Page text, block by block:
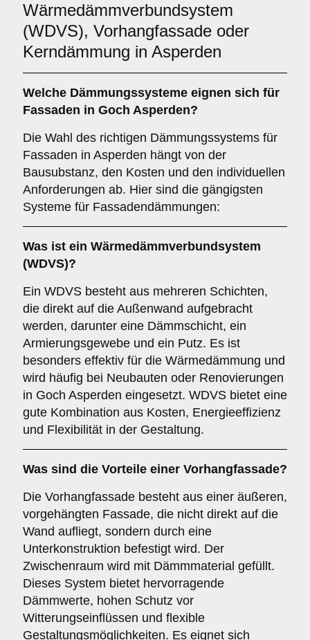
Wärmedämmverbundsystem
(WDVS), Vorhangfassade oder
Kerndämmung in Asperden
Welche Dämmungssysteme eignen sich für
Fassaden in Goch Asperden?
Die Wahl des richtigen Dämmungssystems für
Fassaden in Asperden hängt von der
Bausubstanz, den Kosten und den individuellen
Anforderungen ab. Hier sind die gängigsten
Systeme für Fassadendämmungen:
Was ist ein Wärmedämmverbundsystem
(WDVS)?
Ein WDVS besteht aus mehreren Schichten,
die direkt auf die Außenwand aufgebracht
werden, darunter eine Dämmschicht, ein
Armierungsgewebe und ein Putz. Es ist
besonders effektiv für die Wärmedämmung und
wird häufig bei Neubauten oder Renovierungen
in Goch Asperden eingesetzt. WDVS bietet eine
gute Kombination aus Kosten, Energieeffizienz
und Flexibilität in der Gestaltung.
Was sind die Vorteile einer Vorhangfassade?
Die Vorhangfassade besteht aus einer äußeren,
vorgehängten Fassade, die nicht direkt auf die
Wand aufliegt, sondern durch eine
Unterkonstruktion befestigt wird. Der
Zwischenraum wird mit Dämmmaterial gefüllt.
Dieses System bietet hervorragende
Dämmwerte, hohen Schutz vor
Witterungseinflüssen und flexible
Gestaltungsmöglichkeiten. Es eignet sich